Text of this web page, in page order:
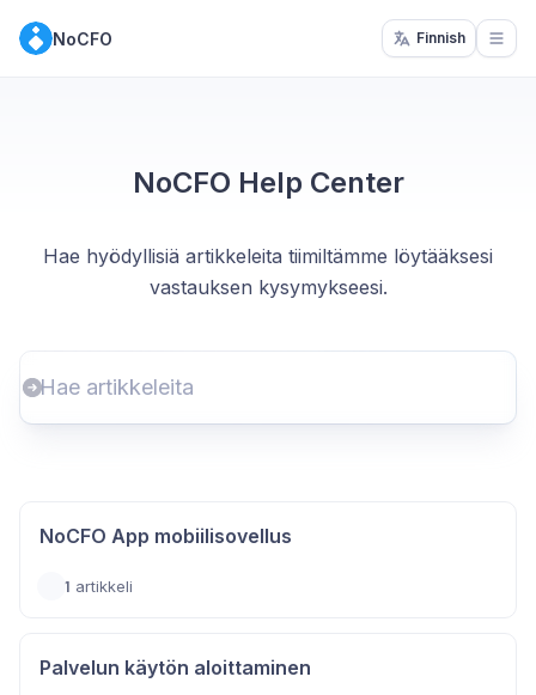
NoCFO Finnish
NoCFO Help Center
Hae hyödyllisiä artikkeleita tiimiltämme löytääksesi
vastauksen kysymykseesi.
NoCFO App mobiilisovellus
1 artikkeli
Palvelun käytön aloittaminen